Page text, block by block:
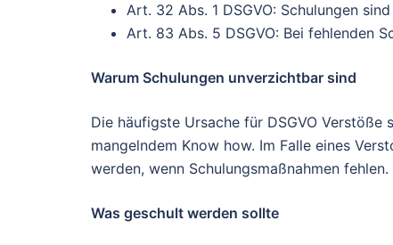
Art. 32 Abs. 1 DSGVO: Schulungen
Art. 83 Abs. 5 DSGVO: Bei fehlenden
Warum Schulungen unverzichtbar sind
Die häufigste Ursache für DSGVO
mangelndem Know how. Im Falle eines
werden, wenn Schulungsmaßnahmen fehlen.
Was geschult werden sollte